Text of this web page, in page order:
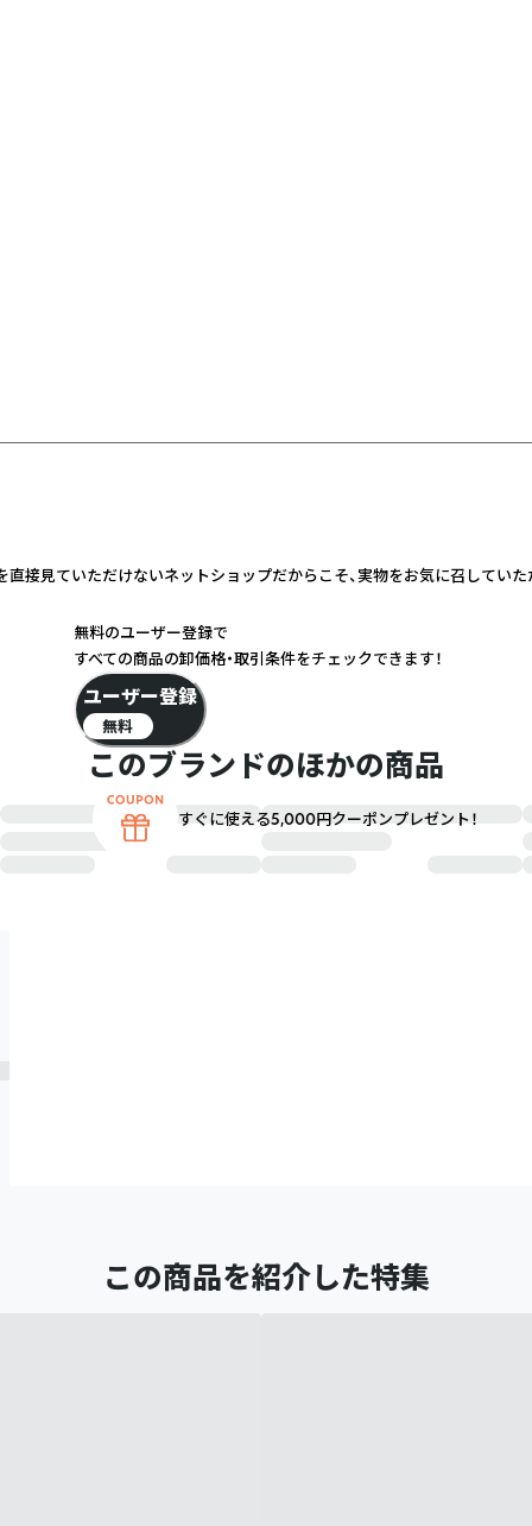
ていただけないネットショップだからこそ、実物をお気に召して
このブランドのほかの商品
この商品を紹介した特集
無料のユーザー登録で
すべての商品の卸価格・取引条件をチェックできます！
ユーザー登録
無料
すぐに使える5,000円クーポンプレゼント！